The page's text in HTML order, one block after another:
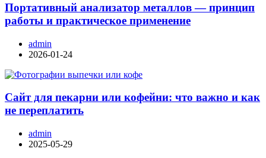
Портативный анализатор металлов — принцип
работы и практическое применение
admin
2026-01-24
Сайт для пекарни или кофейни: что важно и как
не переплатить
admin
2025-05-29